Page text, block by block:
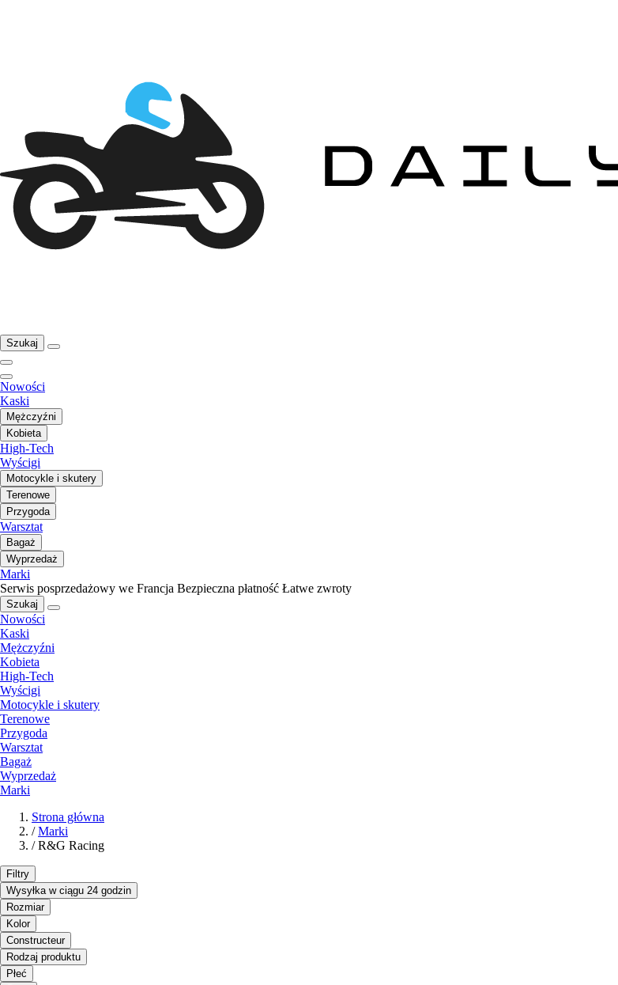
Szukaj
Nowości
Kaski
Mężczyźni
Kobieta
High-Tech
Wyścigi
Motocykle i skutery
Terenowe
Przygoda
Warsztat
Bagaż
Wyprzedaż
Marki
Serwis posprzedażowy we Francja Bezpieczna płatność Łatwe zwroty
Szukaj
Nowości
Kaski
Mężczyźni
Kobieta
High-Tech
Wyścigi
Motocykle i skutery
Terenowe
Przygoda
Warsztat
Bagaż
Wyprzedaż
Marki
Strona główna
/ Marki
/ R&G Racing
Filtry
Wysyłka w ciągu 24 godzin
Rozmiar
Kolor
Constructeur
Rodzaj produktu
Płeć